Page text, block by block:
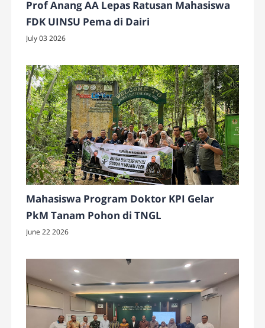
Prof Anang AA Lepas Ratusan Mahasiswa
FDK UINSU Pema di Dairi
July 03 2026
Mahasiswa Program Doktor KPI Gelar
PkM Tanam Pohon di TNGL
June 22 2026